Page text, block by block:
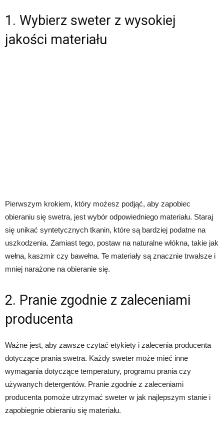
1. Wybierz sweter z wysokiej
jakości materiału
Pierwszym krokiem, który możesz podjąć, aby zapobiec
obieraniu się swetra, jest wybór odpowiedniego materiału. Staraj
się unikać syntetycznych tkanin, które są bardziej podatne na
uszkodzenia. Zamiast tego, postaw na naturalne włókna, takie jak
wełna, kaszmir czy bawełna. Te materiały są znacznie trwalsze i
mniej narażone na obieranie się.
2. Pranie zgodnie z zaleceniami
producenta
Ważne jest, aby zawsze czytać etykiety i zalecenia producenta
dotyczące prania swetra. Każdy sweter może mieć inne
wymagania dotyczące temperatury, programu prania czy
używanych detergentów. Pranie zgodnie z zaleceniami
producenta pomoże utrzymać sweter w jak najlepszym stanie i
zapobiegnie obieraniu się materiału.